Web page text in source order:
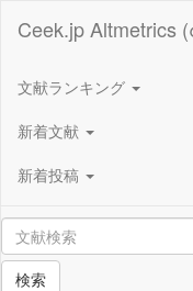
Ceek.jp Altmetrics
文献ランキング
新着文献
新着投稿
検索